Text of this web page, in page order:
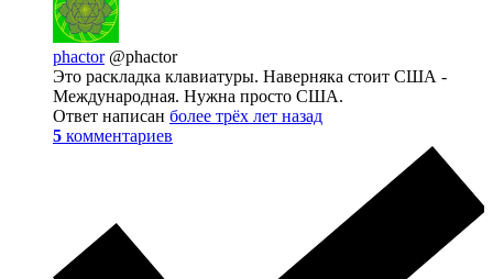
phactor @phactor
Это раскладка клавиатуры. Наверняка стоит США -
Международная. Нужна просто США.
Ответ написан более трёх лет назад
5 комментариев